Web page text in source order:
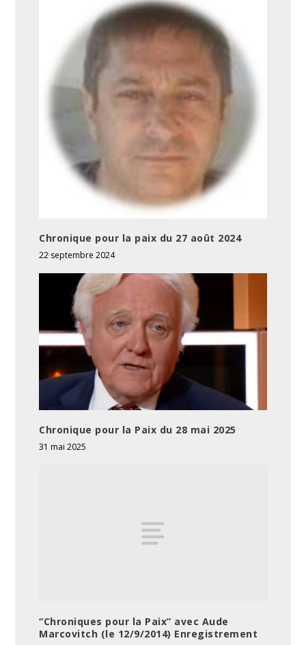
Chronique pour la paix du 27 août 2024
22 septembre 2024
Chronique pour la Paix du 28 mai 2025
31 mai 2025
“Chroniques pour la Paix” avec Aude
Marcovitch (le 12/9/2014) Enregistrement